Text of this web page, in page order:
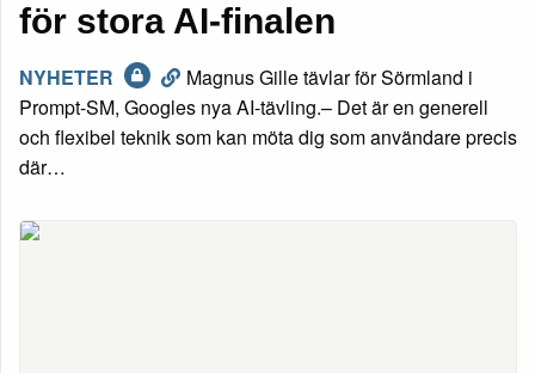
för stora AI-finalen
NYHETER
Magnus Gille tävlar för Sörmland i
Prompt-SM, Googles nya AI-tävling.– Det är en generell
och flexibel teknik som kan möta dig som användare precis
där…